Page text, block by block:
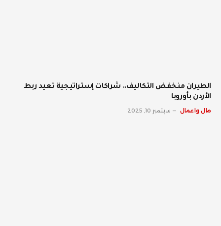
الطيران منخفض التكاليف.. شراكات إستراتيجية تعيد ربط
الأردن بأوروبا
مال واعمال سبتمبر 10, 2025